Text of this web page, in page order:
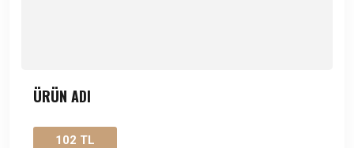
ÜRÜN ADI
102 TL